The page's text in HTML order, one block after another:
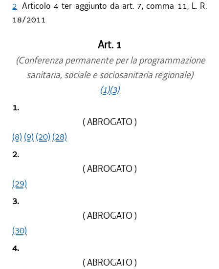
2 Articolo 4 ter aggiunto da art. 7, comma 11, L. R.
18/2011
Art. 1
(Conferenza permanente per la programmazione
sanitaria, sociale e sociosanitaria regionale)
(1)(3)
1.
( ABROGATO )
(8) (9) (20) (28)
2.
( ABROGATO )
(29)
3.
( ABROGATO )
(30)
4.
( ABROGATO )